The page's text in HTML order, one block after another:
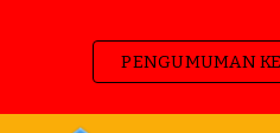
Skip to main content
PENGUMUMAN